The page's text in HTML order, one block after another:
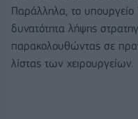
Παράλληλα, το υπουργείο
δυνατότητα λήψης
παρακολουθώντας σε
λίστας των χειρουργείων.